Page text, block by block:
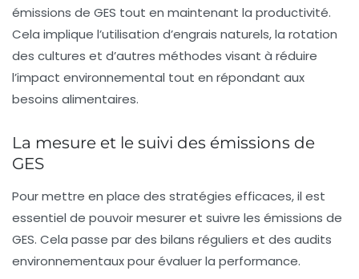
émissions de GES tout en maintenant la productivité.
Cela implique l’utilisation d’engrais naturels, la rotation
des cultures et d’autres méthodes visant à réduire
l’impact environnemental tout en répondant aux
besoins alimentaires.
La mesure et le suivi des émissions de
GES
Pour mettre en place des stratégies efficaces, il est
essentiel de pouvoir mesurer et suivre les émissions de
GES. Cela passe par des bilans réguliers et des audits
environnementaux pour évaluer la performance.